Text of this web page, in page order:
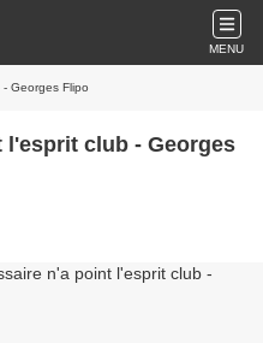
MENU
Georges Flipo
club - Georges